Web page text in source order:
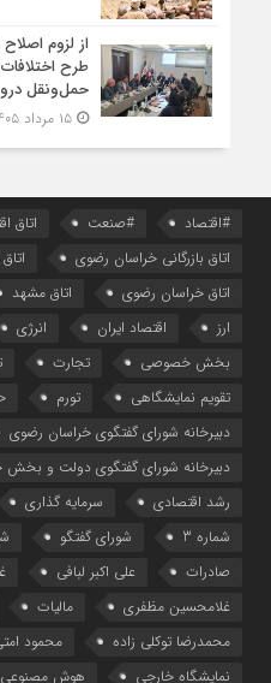
از لزوم
طرح
حمل‌ونقل
۱۵ مرداد ۱۴۰۵ - ۹:۳۳
#اقتصاد #صنعت اتاق
اتاق بازرگانی خراسان رضوی
اتاق خراسان رضوی
اتاق مشهد
ارز
اقتصاد ایران انرژی
بخش خصوصی
تجارت
تقویم نمایشگاهی
تورم
دبیرخانه شورای گفتگوی خراسان رضوی
دبیرخانه شورای گفتگوی دولت و
رشد اقتصادی
سرمایه گذاری
شماره 3
شورای گفتگو
صادرات
علی اکبر لبافی
غلامحسین مظفری
مالیات
محمدرضا توکلی زاده
محمود
نمایشگاه خارجی
هوش مصنوعی